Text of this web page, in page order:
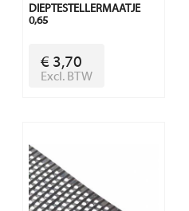
DIEPTESTELLERMAATJE
0,65
€ 3,70
Excl. BTW